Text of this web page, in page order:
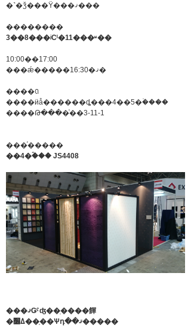
�˺�ǯ���Ÿ���ޤ���
��������
3��8���ʲСˡ�11���ʶ��
10:00��17:00
���ǽ�����16:30�ޤ�
����ꢡ
����ӥå������ȡ���4��5�ۡ����
����Թ����ͭ��3-11-1
���֡�����
��4�ۡ��� JS4408
���ޤǤˤʤ��ֵ����餫
�ߡ׶��֤��Ѱդ��ޤ�����